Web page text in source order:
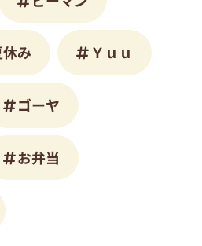
み Ｙｕｕ
ゴーヤ
お弁当